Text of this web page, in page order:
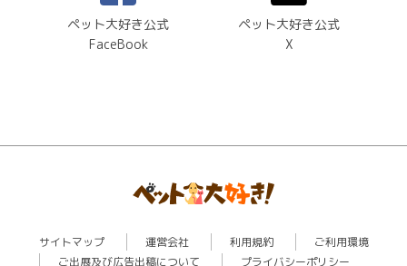
ペット大好き公式
FaceBook
ペット大好き公式
X
サイトマップ 運営会社 利用規約
ご利用環境
ご出展及び広告出稿について
プライバシーポリシー